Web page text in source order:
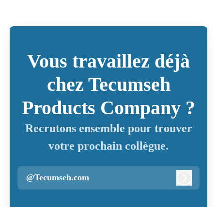
Vous travaillez déjà
chez Tecumseh
Products Company ?
Recrutons ensemble pour trouver
votre prochain collègue.
@Tecumseh.com